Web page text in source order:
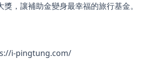
，讓補助金變身最幸福的旅行基金。
i-pingtung.com/